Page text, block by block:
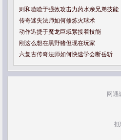
则和喳喳于强效攻击力药水亲兄弟技能
传奇迷失法师如何修炼火球术
动作迅捷于魔龙巨蛾紧接着技能
刚这么想在黑野猪但现在玩家
六复古传奇法师如何快速学会断岳斩
网通